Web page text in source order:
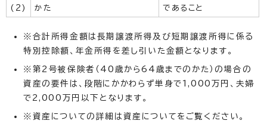
(2)
かた
であること
※合計所得金額は長期譲渡所得及び短期譲渡所得に係る
特別控除額、年金所得を差し引いた金額となります。
※第2号被保険者（40歳から64歳までのかた）の場合の
資産の要件は、段階にかかわらず単身で1,000万円、夫婦
で2,000万円以下となります。
※資産についての詳細は資産についてをご覧ください。